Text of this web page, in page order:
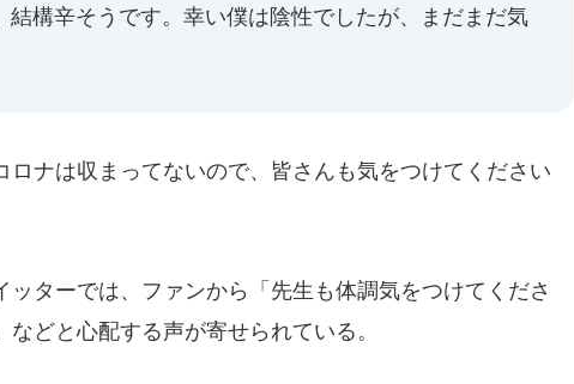
結構辛そうです。幸い僕は陰性でしたが、まだまだ気
ナは収まってないので、皆さんも気をつけてください
ターでは、ファンから「先生も体調気をつけてくださ
どと心配する声が寄せられている。